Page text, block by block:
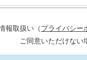
報取扱い（プライバシー
ご同意いただけない